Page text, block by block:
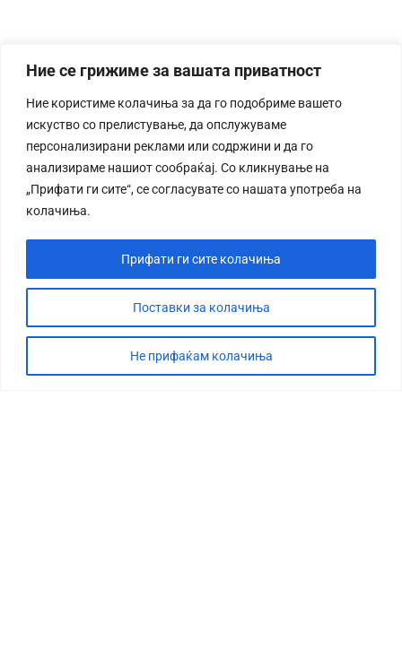
Ние се грижиме за вашата приватност
Ние користиме колачиња за да го подобриме вашето
искуство со прелистување, да опслужуваме
персонализирани реклами или содржини и да го
анализираме нашиот сообраќај. Со кликнување на
„Прифати ги сите“, се согласувате со нашата употреба на
колачиња.
Поставки за колачиња
Не прифаќам колачиња
Прифати ги сите колачиња